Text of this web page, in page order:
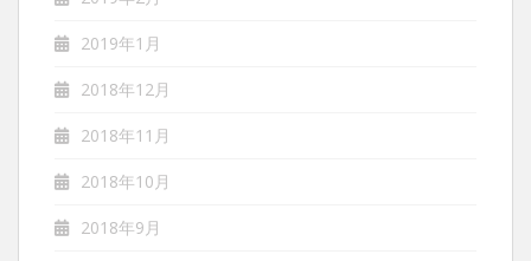
2019年1月
2018年12月
2018年11月
2018年10月
2018年9月